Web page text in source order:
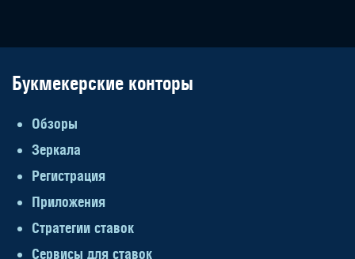
Букмекерские конторы
Обзоры
Зеркала
Регистрация
Приложения
Стратегии ставок
Сервисы для ставок